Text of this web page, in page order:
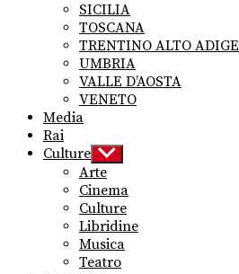
SICILIA
TOSCANA
TRENTINO ALTO ADIGE
UMBRIA
VALLE D’AOSTA
VENETO
Media
Rai
Culture Show
sub
menu
Arte
Cinema
Culture
Libridine
Musica
Teatro